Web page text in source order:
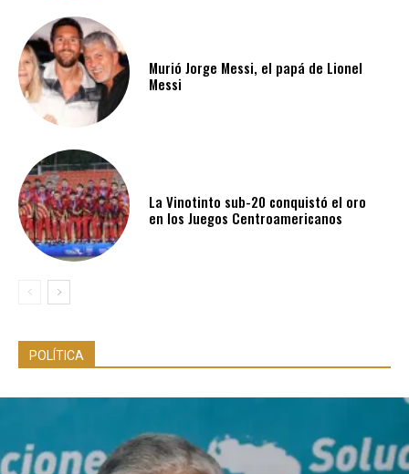
Murió Jorge Messi, el papá de Lionel
Messi
La Vinotinto sub-20 conquistó el oro
en los Juegos Centroamericanos
POLÍTICA